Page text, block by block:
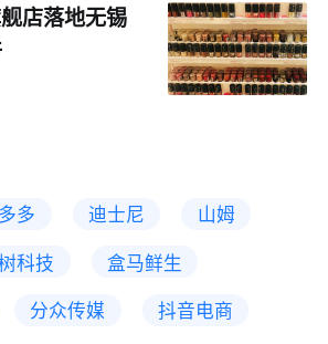
店落地无锡
多 迪士尼
山姆
科技
盒马鲜生
分众传媒 抖音电商